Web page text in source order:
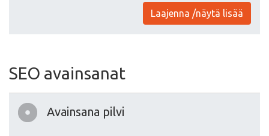
Laajenna /näytä lisää
SEO avainsanat
Avainsana pilvi